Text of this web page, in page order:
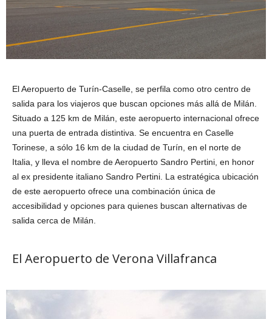
El Aeropuerto de Turín-Caselle, se perfila como otro centro de
salida para los viajeros que buscan opciones más allá de Milán.
Situado a 125 km de Milán, este aeropuerto internacional ofrece
una puerta de entrada distintiva. Se encuentra en Caselle
Torinese, a sólo 16 km de la ciudad de Turín, en el norte de
Italia, y lleva el nombre de Aeropuerto Sandro Pertini, en honor
al ex presidente italiano Sandro Pertini. La estratégica ubicación
de este aeropuerto ofrece una combinación única de
accesibilidad y opciones para quienes buscan alternativas de
salida cerca de Milán.
El Aeropuerto de Verona Villafranca